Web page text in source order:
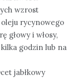
wzrost
oleju rycynowego
głowy i włosy,
godzin lub na
jabłkowy